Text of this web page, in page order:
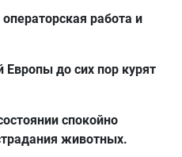
операторская работа и
Европы до сих пор курят
спокойно
животных.